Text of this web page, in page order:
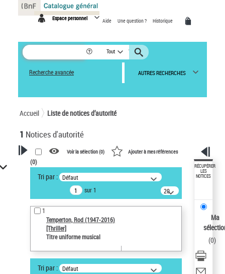
Espace personnel Aide Une question ? Historique
Tout
Recherche avancée AUTRES RECHERCHES
Accueil Liste de notices d’autorité
1 Notices d'autorité
VOTRE RECHERCHE
Recherche avancée dans les
notices d’autorité
Œuvres liées à l'auteur :
Temperton, Rod (1947-2016)
Type de notice d'autorité
Voir la sélection (0) Ajouter à mes références
(0)
Tri par : Défaut
sur 1
20
résultats/page
1
Temperton, Rod (1947-2016)
[Thriller]
Titre uniforme musical
Tri par : Défaut
RÉCUPÉRER
LES
NOTICES
Ma
(0)
Panneau de gestion des cookies